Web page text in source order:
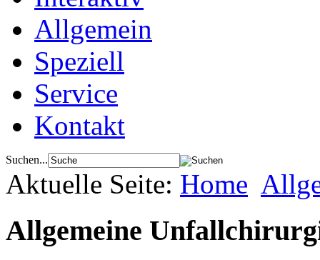
Allgemein
Speziell
Service
Kontakt
Suchen...
Aktuelle Seite: Home
Allgemeine